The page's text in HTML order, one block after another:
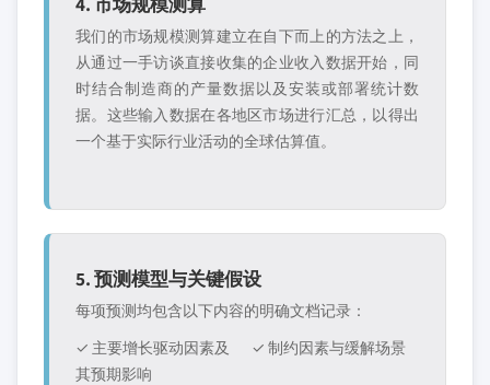
我们的市场规模测算建立在自下而上的方法之上，
从通过一手访谈直接收集的企业收入数据开始，同
时结合制造商的产量数据以及安装或部署统计数
据。这些输入数据在各地区市场进行汇总，以得出
一个基于实际行业活动的全球估算值。
5. 预测模型与关键假设
每项预测均包含以下内容的明确文档记录：
✓ 主要增长驱动因素及
其预期影响
✓ 制约因素与缓解场景